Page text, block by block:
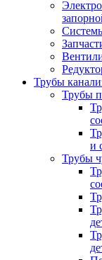
Трубы
Трубы
и
Трубы